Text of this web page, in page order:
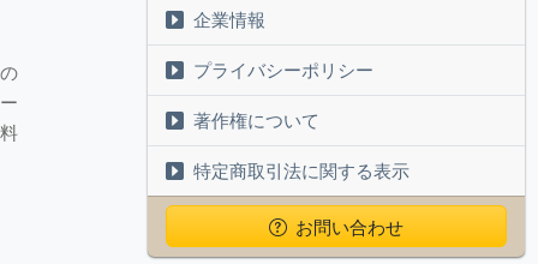
企業情報
プライバシーポリシー
著作権について
特定商取引法に関する表示
お問い合わせ